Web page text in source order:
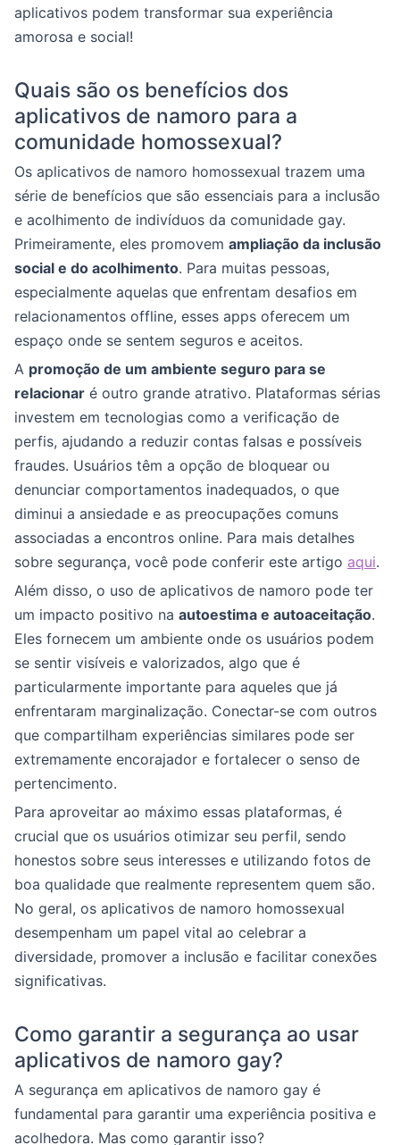
aplicativos podem transformar sua experiência
amorosa e social!
Quais são os benefícios dos
aplicativos de namoro para a
comunidade homossexual?
Os aplicativos de namoro homossexual trazem uma
série de benefícios que são essenciais para a inclusão
e acolhimento de indivíduos da comunidade gay.
Primeiramente, eles promovem ampliação da inclusão
social e do acolhimento. Para muitas pessoas,
especialmente aquelas que enfrentam desafios em
relacionamentos offline, esses apps oferecem um
espaço onde se sentem seguros e aceitos.
A promoção de um ambiente seguro para se
relacionar é outro grande atrativo. Plataformas sérias
investem em tecnologias como a verificação de
perfis, ajudando a reduzir contas falsas e possíveis
fraudes. Usuários têm a opção de bloquear ou
denunciar comportamentos inadequados, o que
diminui a ansiedade e as preocupações comuns
associadas a encontros online. Para mais detalhes
sobre segurança, você pode conferir este artigo aqui.
Além disso, o uso de aplicativos de namoro pode ter
um impacto positivo na autoestima e autoaceitação.
Eles fornecem um ambiente onde os usuários podem
se sentir visíveis e valorizados, algo que é
particularmente importante para aqueles que já
enfrentaram marginalização. Conectar-se com outros
que compartilham experiências similares pode ser
extremamente encorajador e fortalecer o senso de
pertencimento.
Para aproveitar ao máximo essas plataformas, é
crucial que os usuários otimizar seu perfil, sendo
honestos sobre seus interesses e utilizando fotos de
boa qualidade que realmente representem quem são.
No geral, os aplicativos de namoro homossexual
desempenham um papel vital ao celebrar a
diversidade, promover a inclusão e facilitar conexões
significativas.
Como garantir a segurança ao usar
aplicativos de namoro gay?
A segurança em aplicativos de namoro gay é
fundamental para garantir uma experiência positiva e
acolhedora. Mas como garantir isso?